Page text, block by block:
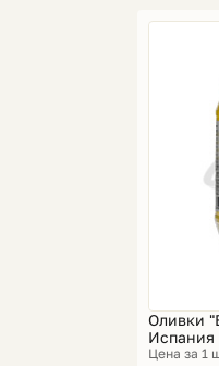
Оливки
Испания
Цена за 1